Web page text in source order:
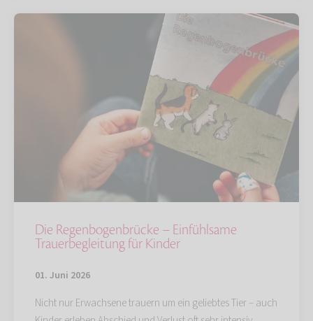
Die Regenbogenbrücke – Einfühlsame
Trauerbegleitung für Kinder
01. Juni 2026
Nicht nur Erwachsene trauern um ein geliebtes Tier – auch